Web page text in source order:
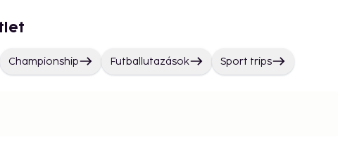
Championship Futballutazások Sport trips